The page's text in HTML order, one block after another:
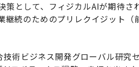
として、フィジカルAIが期待さ
続のためのプリレクイジット（
術ビジネス開発グローバル研究